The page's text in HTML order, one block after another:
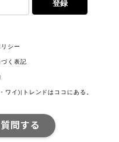
登録
シー
く表記
イ)|トレンドはココにある。
問する